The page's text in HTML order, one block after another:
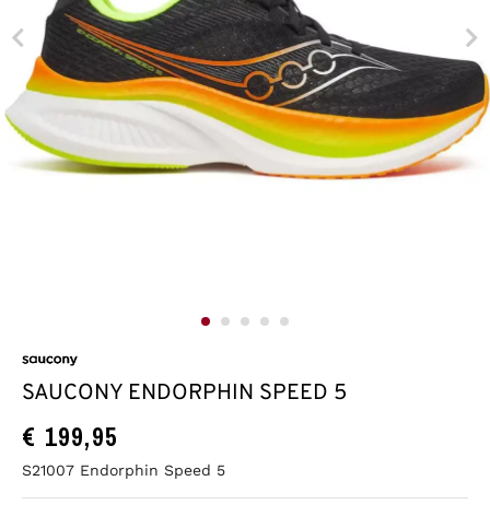
SAUCONY ENDORPHIN SPEED 5
€ 199,95
S21007 Endorphin Speed 5